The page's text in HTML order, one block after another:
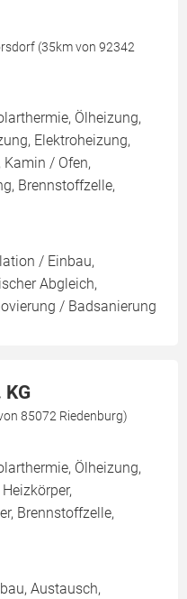
(35km von 92342
Ölheizung,
Elektroheizung,
Kamin / Ofen,
Brennstoffzelle,
/ Einbau,
Abgleich,
/ Badsanierung
85072 Riedenburg)
Ölheizung,
Brennstoffzelle,
Austausch,